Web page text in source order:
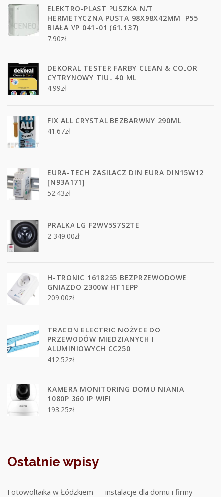
ELEKTRO-PLAST PUSZKA N/T
HERMETYCZNA PUSTA 98X98X42MM IP55
BIAŁA VP 041-01 (61.137)
7.90zł
DEKORAL TESTER FARBY CLEAN & COLOR
CYTRYNOWY TIUL 40 ML
4.99zł
FIX ALL CRYSTAL BEZBARWNY 290ML
41.67zł
EURA-TECH ZASILACZ DIN EURA DIN15W12
[N93A171]
52.43zł
PRALKA LG F2WV5S7S2TE
2 349.00zł
H-TRONIC 1618265 BEZPRZEWODOWE
GNIAZDO 2300W HT1EPP
209.00zł
TRACON ELECTRIC NOŻYCE DO
PRZEWODÓW MIEDZIANYCH I
ALUMINIOWYCH CC250
412.52zł
KAMERA MONITORING DOMU NIANIA
1080P 360 IP WIFI
193.25zł
Ostatnie wpisy
Fotowoltaika w Łódzkiem — instalacje dla domu i firmy